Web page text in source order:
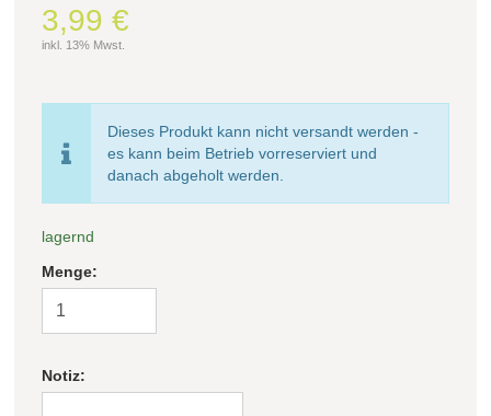
3,99 €
inkl. 13% Mwst.
Dieses Produkt kann nicht versandt werden -
es kann beim Betrieb vorreserviert und
danach abgeholt werden.
lagernd
Menge:
Notiz: